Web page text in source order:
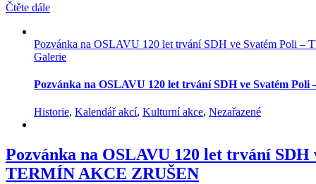
Čtěte dále
Pozvánka na OSLAVU 120 let trvání SDH ve Svatém Poli
Galerie
Pozvánka na OSLAVU 120 let trvání SDH ve Svatém
Historie, Kalendář akcí, Kulturní akce, Nezařazené
Pozvánka na OSLAVU 120 let trvání SDH
TERMÍN AKCE ZRUŠEN